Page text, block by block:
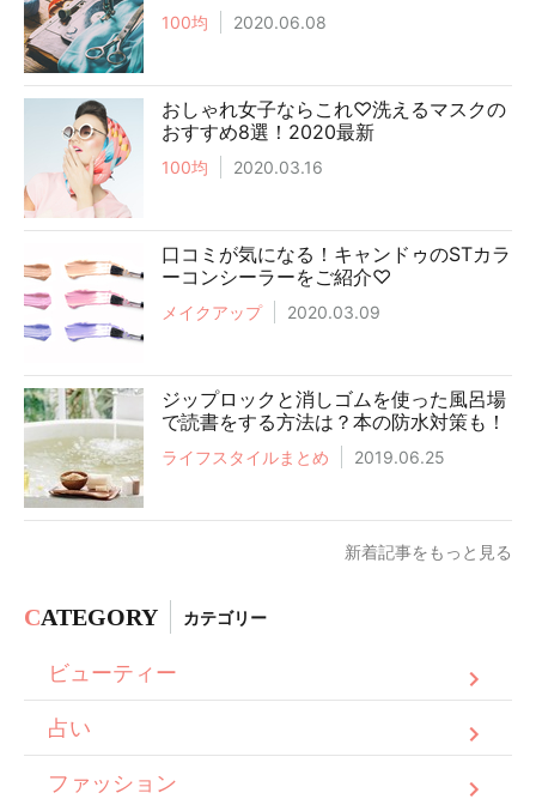
100均 2020.06.08
おしゃれ女子ならこれ♡洗えるマスクの
おすすめ8選！2020最新
100均 2020.03.16
口コミが気になる！キャンドゥのSTカラ
ーコンシーラーをご紹介♡
メイクアップ 2020.03.09
ジップロックと消しゴムを使った風呂場
で読書をする方法は？本の防水対策も！
ライフスタイルまとめ 2019.06.25
新着記事をもっと見る
CATEGORY カテゴリー
ビューティー
占い
ファッション